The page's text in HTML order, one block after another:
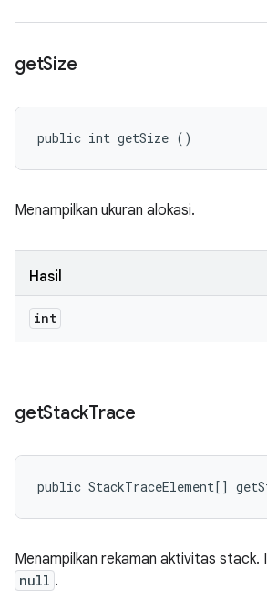
getSize
public int getSize ()
Menampilkan ukuran alokasi.
Hasil
int
getStackTrace
public StackTraceElement[]
Menampilkan rekaman aktivitas stack.
null .